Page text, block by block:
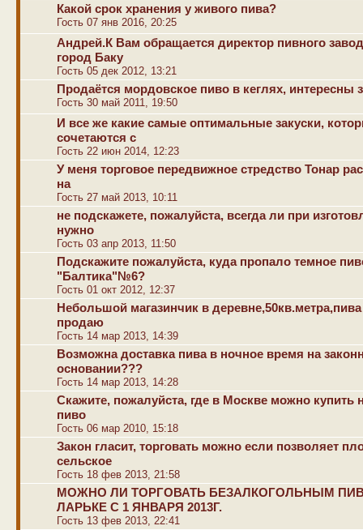
Какой срок хранения у живого пива?
Гость 07 янв 2016, 20:25
Андрей.К Вам обращается директор пивного
город Баку
Гость 05 дек 2012, 13:21
Продаётся мордовское пиво в кеглях, интересны
Гость 30 май 2011, 19:50
И все же какие самые оптимальные закуски,
сочетаются с
Гость 22 июн 2014, 12:23
У меня торговое передвижное стредство Тонар
на
Гость 27 май 2013, 10:11
не подскажете, пожалуйста, всегда ли при
нужно
Гость 03 апр 2013, 11:50
Подскажите пожалуйста, куда пропало темное
"Балтика"№6?
Гость 01 окт 2012, 12:37
Небольшой магазинчик в
продаю
Гость 14 мар 2013, 14:39
Возможна доставка пива в ночное время на
основании???
Гость 14 мар 2013, 14:28
Скажите, пожалуйста, где в Москве можно купить
пиво
Гость 06 мар 2010, 15:18
Закон гласит, торговать можно если позволяет
сельское
Гость 18 фев 2013, 21:58
МОЖНО ЛИ ТОРГОВАТЬ БЕЗАЛКОГОЛЬНЫМ
ЛАРЬКЕ С 1 ЯНВАРЯ 2013Г.
Гость 13 фев 2013, 22:41